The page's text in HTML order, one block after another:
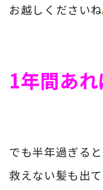
お越しくださいね
1年間あ
でも半年過ぎると
救えない髪も出